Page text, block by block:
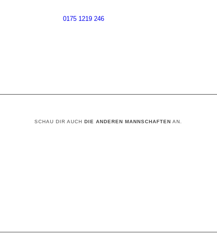
0175 1219 246
SCHAU DIR AUCHDIE ANDEREN MANNSCHAFTEN AN.